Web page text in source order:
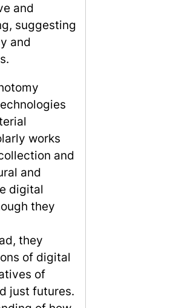
and
suggesting
and
works
and
and
digital
they
they
of digital
of
just futures.